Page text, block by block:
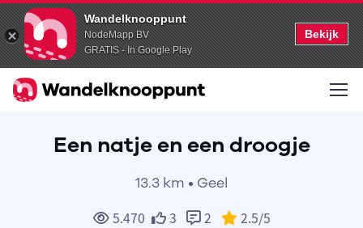
Wandelknooppunt
NodeMapp BV
GRATIS - In Google Play
Bekijk
Een natje en een droogje
13.3 km • Geel
5.470 3 2 2.5/5